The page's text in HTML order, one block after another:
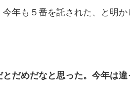
年も５番を託された、と明か
とだめだなと思った。今年は